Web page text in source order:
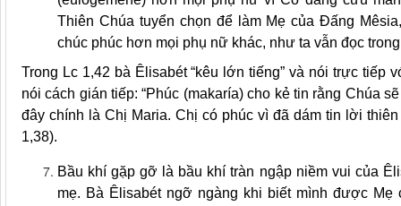
Thiên Chúa tuyển chọn để làm Mẹ của Đấng
chúc phúc hơn mọi phụ nữ khác, như ta vẫn đọc
Trong Lc 1,42 bà Êlisabét “kêu lớn tiếng” và nói trực
nói cách gián tiếp: “Phúc (makaría) cho kẻ tin rằng Chúa
đây chính là Chị Maria. Chị có phúc vì đã dám tin lời
1,38).
Bầu khí gặp gỡ là bầu khí tràn ngập niềm vui của
mẹ. Bà Êlisabét ngỡ ngàng khi biết mình được Mẹ